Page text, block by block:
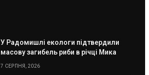
У Радомишлі екологи підтвердили
масову загибель риби в річці Мика
7 СЕРПНЯ, 2026